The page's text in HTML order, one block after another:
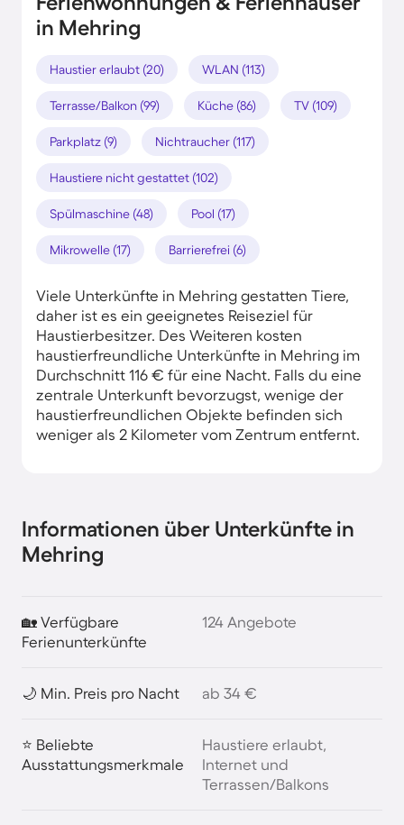
in Mehring
Haustier erlaubt (20) WLAN (113)
Terrasse/Balkon (99) Küche (86) TV (109)
Parkplatz (9) Nichtraucher (117)
Haustiere nicht gestattet (102)
Spülmaschine (48) Pool (17)
Mikrowelle (17) Barrierefrei (6)
Viele Unterkünfte in Mehring gestatten Tiere,
daher ist es ein geeignetes Reiseziel für
Haustierbesitzer. Des Weiteren kosten
haustierfreundliche Unterkünfte in Mehring im
Durchschnitt 116 € für eine Nacht. Falls du eine
zentrale Unterkunft bevorzugst, wenige der
haustierfreundlichen Objekte befinden sich
weniger als 2 Kilometer vom Zentrum entfernt.
Informationen über Unterkünfte in
Mehring
🏡 Verfügbare
Ferienunterkünfte
124 Angebote
🌙 Min. Preis pro Nacht ab 34 €
⭐ Beliebte
Ausstattungsmerkmale
Haustiere erlaubt,
Internet und
Terrassen/Balkons